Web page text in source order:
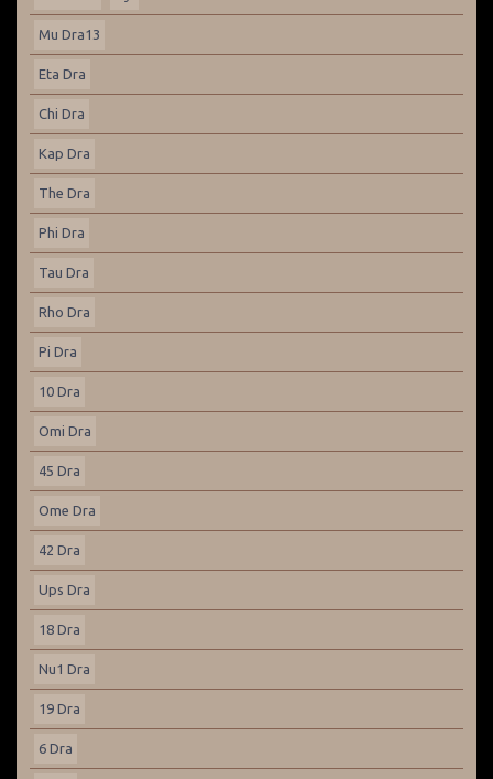
Mu Dra13
Eta Dra
Chi Dra
Kap Dra
The Dra
Phi Dra
Tau Dra
Rho Dra
Pi Dra
10 Dra
Omi Dra
45 Dra
Ome Dra
42 Dra
Ups Dra
18 Dra
Nu1 Dra
19 Dra
6 Dra